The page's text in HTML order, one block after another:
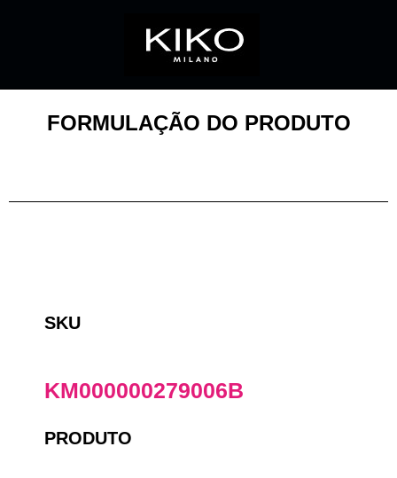
FORMULAÇÃO DO PRODUTO
SKU
KM000000279006B
PRODUTO